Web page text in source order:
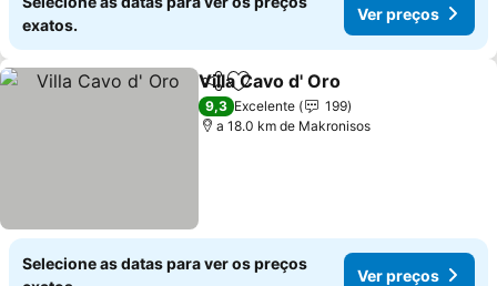
exatos.
Ver preços
PartilharAdicionar aos favoritos
Villa Cavo d' Oro
9,3 Excelente
199
a 18.0 km de Makronisos
Selecione as datas para ver os preços
Ver preços